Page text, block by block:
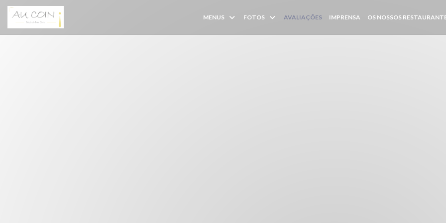
Painel de Gerenciamento de Cookies
MENUS FOTOS AVALIAÇÕES IMPRENSA OS NOSSOS